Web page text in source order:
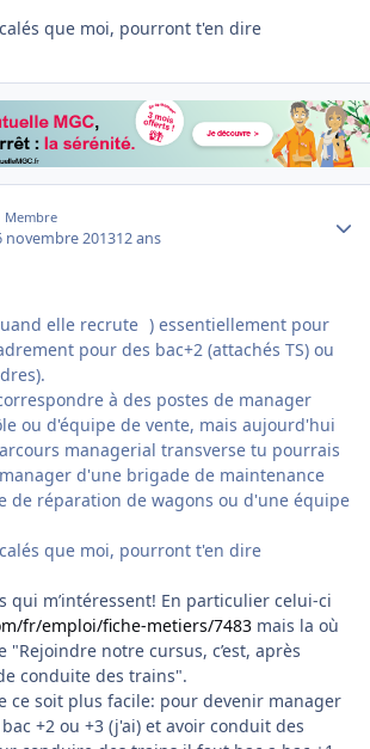
que moi, pourront t'en dire
Membre
novembre 201312 ans
elle recrute ) essentiellement pour
pour des bac+2 (attachés TS) ou
à des postes de manager
ou d'équipe de vente, mais aujourd'hui
managerial transverse tu pourrais
d'une brigade de maintenance
de réparation de wagons ou d'une équipe
que moi, pourront t'en dire
qui m’intéressent! En particulier celui-ci
fr/emploi/fiche-metiers/7483 mais la où
"Rejoindre notre cursus, c’est, après
conduite des trains".
ce soit plus facile: pour devenir manager
+2 ou +3 (j'ai) et avoir conduit des